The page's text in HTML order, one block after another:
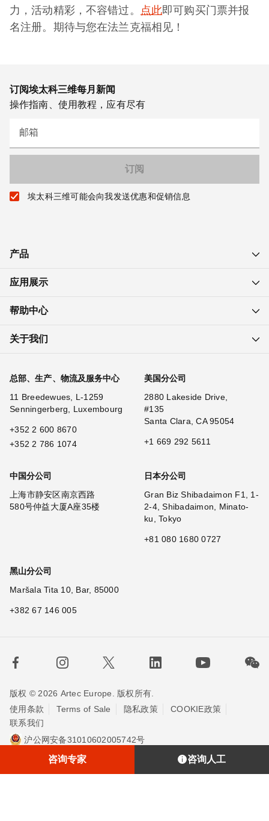
力，活动精彩，不容错过。
点此即可购买门票并报
名注册。期待与您在法兰克福相见！
咨询人工
订阅埃太科三维每月新闻
操作指南、使用教程，应有尽有
邮箱
埃太科三维可能会向我发送优惠和促销信息
产品
应用展示
帮助中心
关于我们
总部、生产、物流及服务中心
11 Breedewues, L-1259
Senningerberg, Luxembourg
+352 2 600 8670
+352 2 786 1074
美国分公司
2880 Lakeside Drive,
#135
Santa Clara, CA 95054
+1 669 292 5611
中国分公司
上海市静安区南京西路
580号仲益大厦A座35楼
日本分公司
Gran Biz Shibadaimon F1, 1-
2-4, Shibadaimon, Minato-
ku, Tokyo
+81 080 1680 0727
黑山分公司
Maršala Tita 10, Bar, 85000
+382 67 146 005
版权 © 2026 Artec Europe. 版权所有.
使用条款
Terms of Sale 隐私政策
COOKIE政策
联系我们
沪公网安备31010602005742号
埃太科™（上海）贸易有限责任公司
沪ICP备20013748号-2
咨询专家